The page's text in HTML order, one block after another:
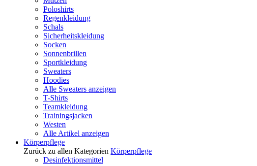
Poloshirts
Regenkleidung
Schals
Sicherheitskleidung
Socken
Sonnenbrillen
Sportkleidung
Sweaters
Hoodies
Alle Sweaters anzeigen
T-Shirts
Teamkleidung
Trainingsjacken
Westen
Alle Artikel anzeigen
Körperpflege
Zurück zu allen Kategorien Körperpflege
Desinfektionsmittel